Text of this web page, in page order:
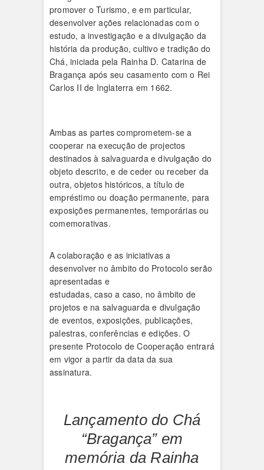
promover o Turismo, e em particular,
desenvolver ações relacionadas com o
estudo, a investigação e a divulgação da
história da produção, cultivo e tradição do
Chá, iniciada pela Rainha D. Catarina de
Bragança após seu casamento com o Rei
Carlos II de Inglaterra em 1662.
Ambas as partes comprometem-se a
cooperar na execução de projectos
destinados à salvaguarda e divulgação do
objeto descrito, e de ceder ou receber da
outra, objetos históricos, a título de
empréstimo ou doação permanente, para
exposições permanentes, temporárias ou
comemorativas.
A colaboração e as iniciativas a
desenvolver no âmbito do Protocolo serão
apresentadas e
estudadas, caso a caso, no âmbito de
projetos e na salvaguarda e divulgação
de eventos, exposições, publicações,
palestras, conferências e edições. O
presente Protocolo de Cooperação entrará
em vigor a partir da data da sua
assinatura.
Lançamento do Chá
“Bragança” em
memória da Rainha